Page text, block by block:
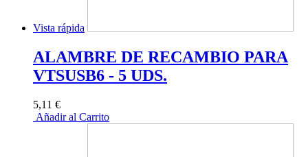
Vista rápida
ALAMBRE DE RECAMBIO PARA
VTSUSB6 - 5 UDS.
5,11 €
Añadir al Carrito